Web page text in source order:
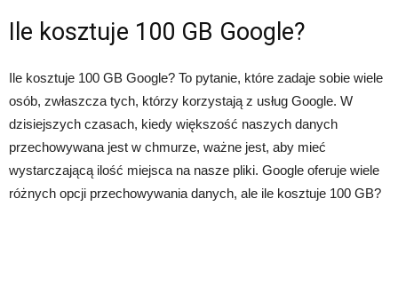
Ile kosztuje 100 GB Google?
Ile kosztuje 100 GB Google? To pytanie, które zadaje sobie wiele
osób, zwłaszcza tych, którzy korzystają z usług Google. W
dzisiejszych czasach, kiedy większość naszych danych
przechowywana jest w chmurze, ważne jest, aby mieć
wystarczającą ilość miejsca na nasze pliki. Google oferuje wiele
różnych opcji przechowywania danych, ale ile kosztuje 100 GB?